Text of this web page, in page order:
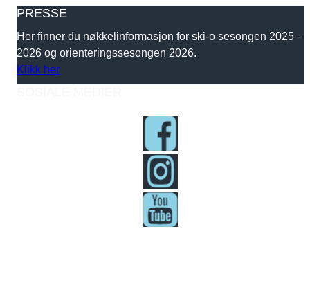
PRESSE
Her finner du nøkkelinformasjon for ski-o sesongen 2025 -
2026 og orienteringssesongen 2026.
Klikk her